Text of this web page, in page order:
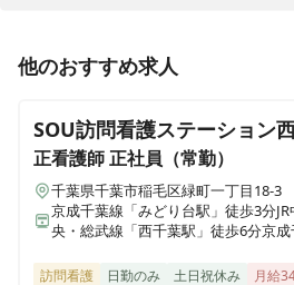
ウェルホーム今池
正看護師 正社員（常勤）
【鎌ヶ谷市】新規事業立ち上げに
正看護師 パート・アルバイト
≪非常勤≫【鎌ヶ谷市】副業・
設内訪問看護 / 外部訪問なし◎
看護師募集💡
他のおすすめ求人
SOU訪問看護ステーション
正看護師正社員（常勤）
千葉県千葉市稲毛区緑町一丁目18-3
京成千葉線「みどり台駅」徒歩3分JR
央・総武線「西千葉駅」徒歩6分京成
訪問看護 日勤のみ 土日祝休み 月給